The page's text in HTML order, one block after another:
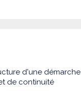
d'une démarche
de continuité